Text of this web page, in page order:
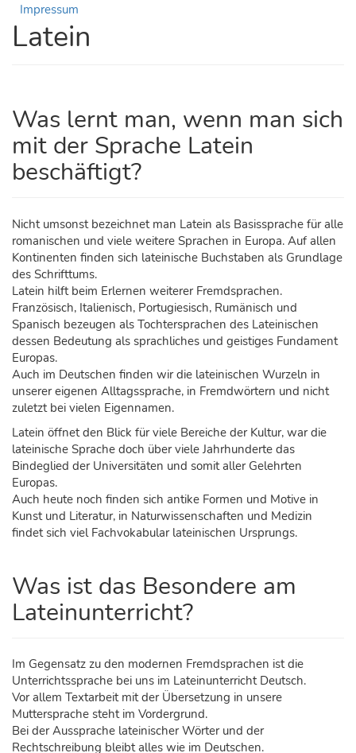
Impressum
Latein
Was lernt man, wenn man sich
mit der Sprache Latein
beschäftigt?
Nicht umsonst bezeichnet man Latein als Basissprache für alle
romanischen und viele weitere Sprachen in Europa. Auf allen
Kontinenten finden sich lateinische Buchstaben als Grundlage
des Schrifttums.
Latein hilft beim Erlernen weiterer Fremdsprachen.
Französisch, Italienisch, Portugiesisch, Rumänisch und
Spanisch bezeugen als Tochtersprachen des Lateinischen
dessen Bedeutung als sprachliches und geistiges Fundament
Europas.
Auch im Deutschen finden wir die lateinischen Wurzeln in
unserer eigenen Alltagssprache, in Fremdwörtern und nicht
zuletzt bei vielen Eigennamen.
Latein öffnet den Blick für viele Bereiche der Kultur, war die
lateinische Sprache doch über viele Jahrhunderte das
Bindeglied der Universitäten und somit aller Gelehrten
Europas.
Auch heute noch finden sich antike Formen und Motive in
Kunst und Literatur, in Naturwissenschaften und Medizin
findet sich viel Fachvokabular lateinischen Ursprungs.
Was ist das Besondere am
Lateinunterricht?
Im Gegensatz zu den modernen Fremdsprachen ist die
Unterrichtssprache bei uns im Lateinunterricht Deutsch.
Vor allem Textarbeit mit der Übersetzung in unsere
Muttersprache steht im Vordergrund.
Bei der Aussprache lateinischer Wörter und der
Rechtschreibung bleibt alles wie im Deutschen.